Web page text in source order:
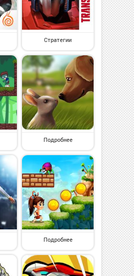
Стратегии
Подробнее
Подробнее